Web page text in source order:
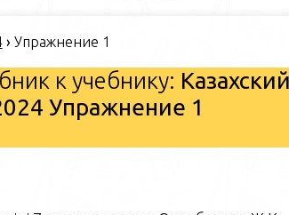
› Упражнение 1
к учебнику:
Упражнение 1